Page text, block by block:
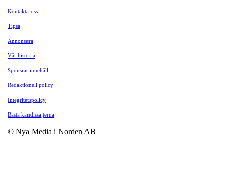
Kontakta oss
Tipsa
Annonsera
Vår historia
Sponsrat innehåll
Redaktionell policy
Integritetspolicy
Bästa kändissajterna
© Nya Media i Norden AB